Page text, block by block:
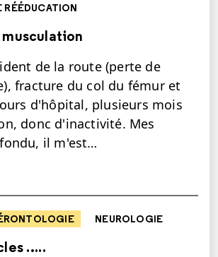
RÉÉDUCATION
de la route (perte de
fracture du col du fémur et
d'hôpital, plusieurs mois
donc d'inactivité. Mes
il m'est…
NEUROLOGIE
…..